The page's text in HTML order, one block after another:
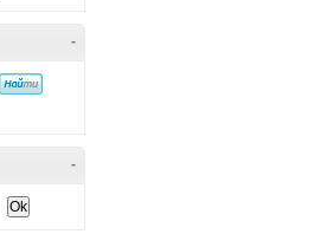
-
-